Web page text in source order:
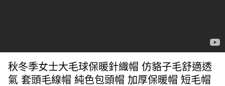
秋冬季女士大毛球保暖針織帽 仿貉子毛舒適透
氣 套頭毛線帽 純色包頭帽 加厚保暖帽 短毛帽